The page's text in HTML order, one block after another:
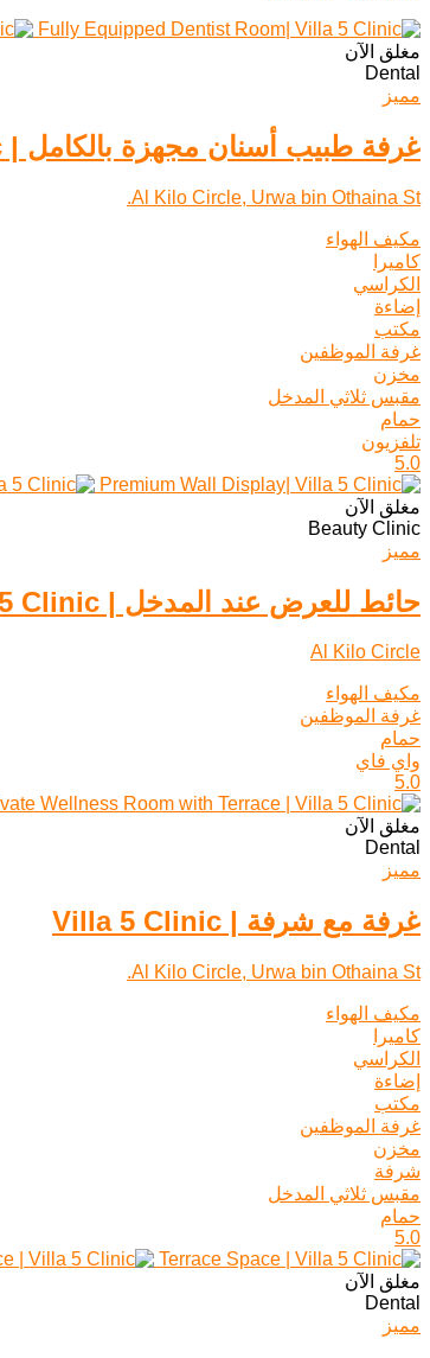
مغلق الآن
Dental
مميز
غرفة طبيب أسنان مجهزة بالكامل | Villa 5 Clinic
Al Kilo Circle, Urwa bin Othaina St.
مكيف الهواء
كاميرا
الكراسي
إضاءة
مكتب
غرفة الموظفين
مخزن
مقبس ثلاثي المدخل
حمام
تلفزيون
5.0
مغلق الآن
Beauty Clinic
مميز
حائط للعرض عند المدخل | Villa 5 Clinic
Al Kilo Circle
مكيف الهواء
غرفة الموظفين
حمام
واي فاي
5.0
مغلق الآن
Dental
مميز
غرفة مع شرفة | Villa 5 Clinic
Al Kilo Circle, Urwa bin Othaina St.
مكيف الهواء
كاميرا
الكراسي
إضاءة
مكتب
غرفة الموظفين
مخزن
شرفة
مقبس ثلاثي المدخل
حمام
5.0
مغلق الآن
Dental
مميز